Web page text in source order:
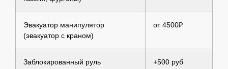
Эвакуатор манипулятор
(эвакуатор с краном)
от 4500₽
Заблокированный руль +500 руб